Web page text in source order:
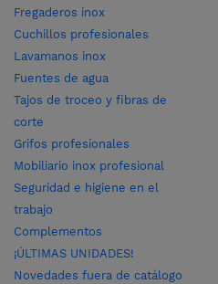
Fregaderos inox
Cuchillos profesionales
Lavamanos inox
Fuentes de agua
Tajos de troceo y fibras de
corte
Grifos profesionales
Mobiliario inox profesional
Seguridad e higiene en el
trabajo
Complementos
¡ÚLTIMAS UNIDADES!
Novedades fuera de catálogo